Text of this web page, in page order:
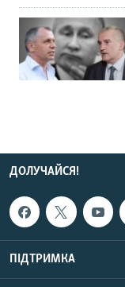
ДОЛУЧАЙСЯ!
ПІДТРИМКА